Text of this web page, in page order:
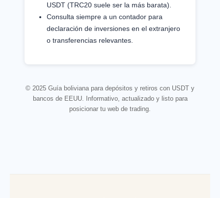
USDT (TRC20 suele ser la más barata).
Consulta siempre a un contador para
declaración de inversiones en el extranjero
o transferencias relevantes.
© 2025 Guía boliviana para depósitos y retiros con USDT y
bancos de EEUU. Informativo, actualizado y listo para
posicionar tu web de trading.